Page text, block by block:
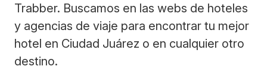
Trabber. Buscamos en las webs de hoteles
y agencias de viaje para encontrar tu mejor
hotel en Ciudad Juárez o en cualquier otro
destino.